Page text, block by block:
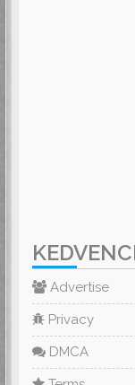
Advertise
Privacy
DMCA